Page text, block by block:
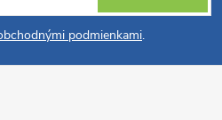
podmienkami.